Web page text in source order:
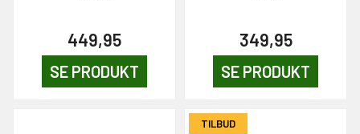
449,95
SE PRODUKT
349,95
SE PRODUKT
TILBUD
DELTAG!